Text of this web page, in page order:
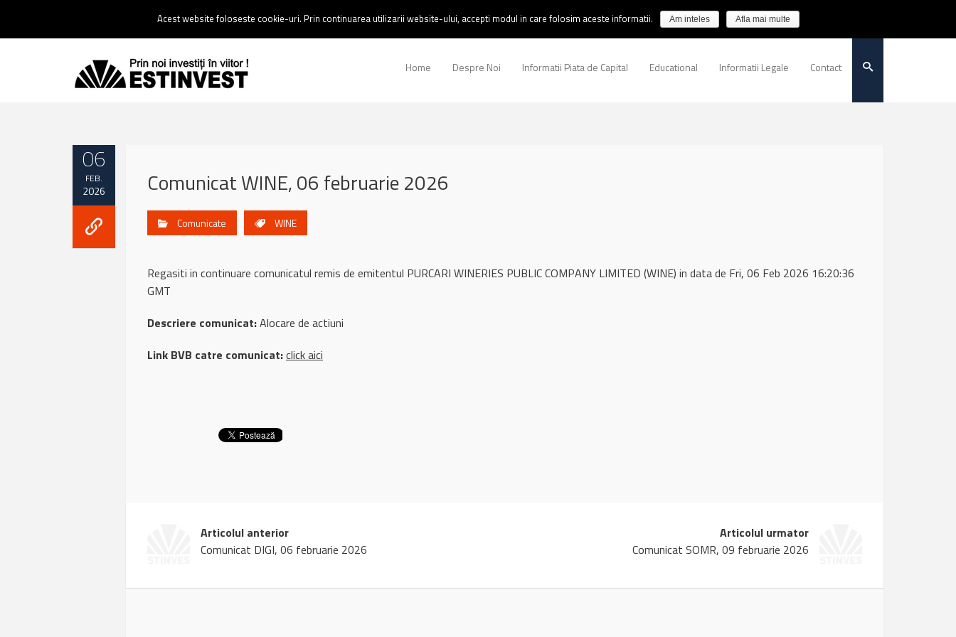
0237 238 900 |Email :contact@estinvest.ro
Home Despre Noi Informatii Piata de Capital Educational Informatii Legale Contact
06
FEB.
2026 Comunicat WINE, 06 februarie 2026
Comunicate WINE
Regasiti in continuare comunicatul remis de emitentul PURCARI WINERIES PUBLIC COMPANY LIMITED (WINE) in data de Fri, 06 Feb 2026 16:20:36
GMT
Descriere comunicat:Alocare de actiuni
Link BVB catre comunicat:click aici
Articolul anterior
Comunicat DIGI, 06 februarie 2026
Articolul urmator
Comunicat SOMR, 09 februarie 2026
Acest website foloseste cookie-uri. Prin continuarea utilizarii website-ului, accepti modul in care folosim aceste informatii. Am inteles Afla mai multe